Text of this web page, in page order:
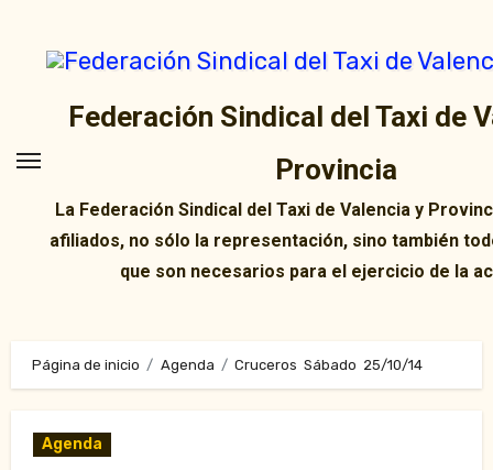
contenido
Federación Sindical del Taxi de
Provincia
La Federación Sindical del Taxi de Valencia y
afiliados, no sólo la representación, sino también
que son necesarios para el ejercicio de la
Página de inicio Agenda Cruceros Sábado 25/10/14
Agenda